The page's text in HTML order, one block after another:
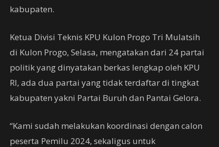
kabupaten.
Ketua Divisi Teknis KPU Kulon Progo Tri Mulatsih
di Kulon Progo, Selasa, mengatakan dari 24 partai
politik yang dinyatakan berkas lengkap oleh KPU
RI, ada dua partai yang tidak terdaftar di tingkat
kabupaten yakni Partai Buruh dan Pantai Gelora.
“Kami sudah melakukan koordinasi dengan calon
peserta Pemilu 2024, sekaligus untuk